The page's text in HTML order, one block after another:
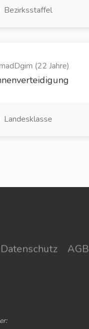
Bezirksstaffel
(22 Jahre)
Landesklasse
Datenschutz AGB